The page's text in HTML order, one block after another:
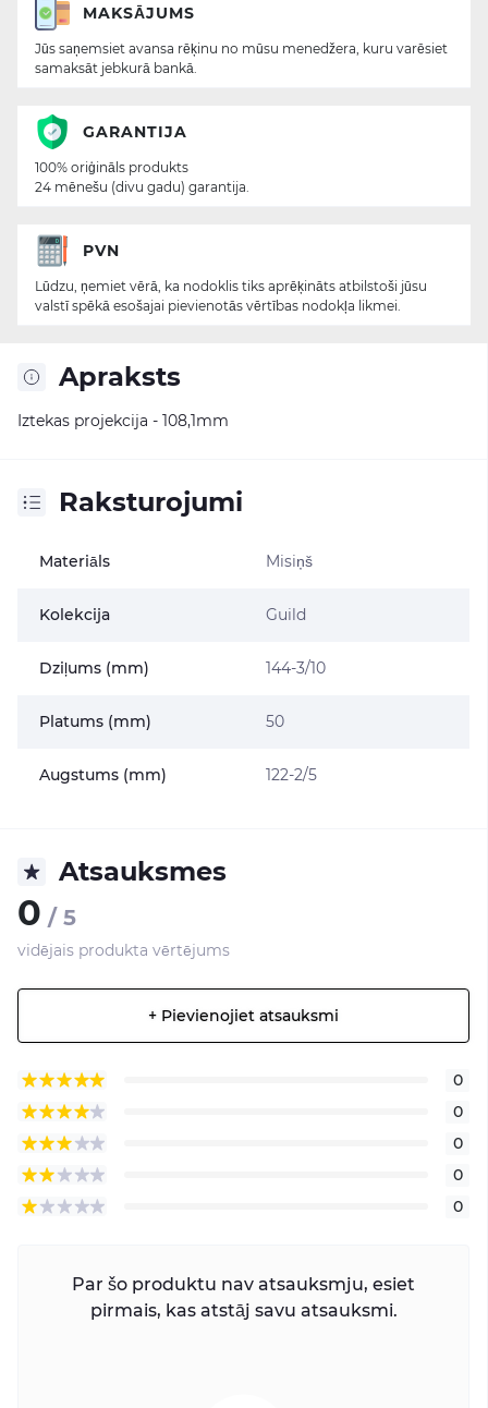
Apraksts
Iztekas projekcija - 108,1mm
Raksturojumi
Materiāls Misiņš
Kolekcija Guild
Dziļums (mm) 144-3/10
Platums (mm) 50
Augstums (mm) 122-2/5
Atsauksmes
0 / 5
vidējais produkta vērtējums
+ Pievienojiet atsauksmi
0
0
0
0
0
Par šo produktu nav atsauksmju, esiet
pirmais, kas atstāj savu atsauksmi.
MAKSĀJUMS
Jūs saņemsiet avansa rēķinu no mūsu menedžera, kuru varēsiet
samaksāt jebkurā bankā.
GARANTIJA
100% oriģināls produkts
24 mēnešu (divu gadu) garantija.
PVN
Lūdzu, ņemiet vērā, ka nodoklis tiks aprēķināts atbilstoši jūsu
valstī spēkā esošajai pievienotās vērtības nodokļa likmei.